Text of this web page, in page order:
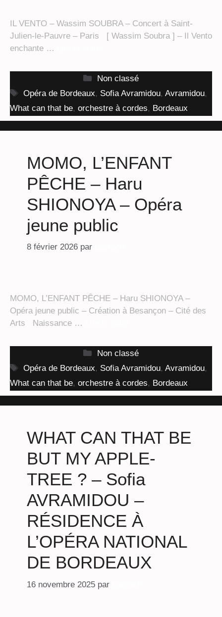
IL VENTO – Wassim SOUBRA – Concert à Saint-
Julien-le-Pauvre – Paris [ Wassim Soubra ] – Il Vento
enchante …
Catégories
Non classé
Étiquettes
Opéra de Bordeaux, Sofia Avramidou,Avramidou,
What can that be, orchestre à cordes, Bordeaux
MOMO, L’ENFANT
PÊCHE – Haru
SHIONOYA – Opéra
jeune public
8 février 2026 par
MOMO, L’ENFANT PÊCHE – Haru SHIONOYA –
Opéra jeune public – Création à Besançon – Cité des
Arts Naissance …
Catégories
Non classé
Étiquettes
Opéra de Bordeaux, Sofia Avramidou,Avramidou,
What can that be, orchestre à cordes, Bordeaux
WHAT CAN THAT BE
BUT MY APPLE-
TREE ? – Sofia
AVRAMIDOU –
RÉSIDENCE À
L’OPÉRA NATIONAL
DE BORDEAUX
16 novembre 2025 par